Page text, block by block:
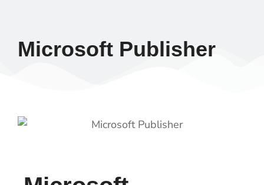
Microsoft Publisher